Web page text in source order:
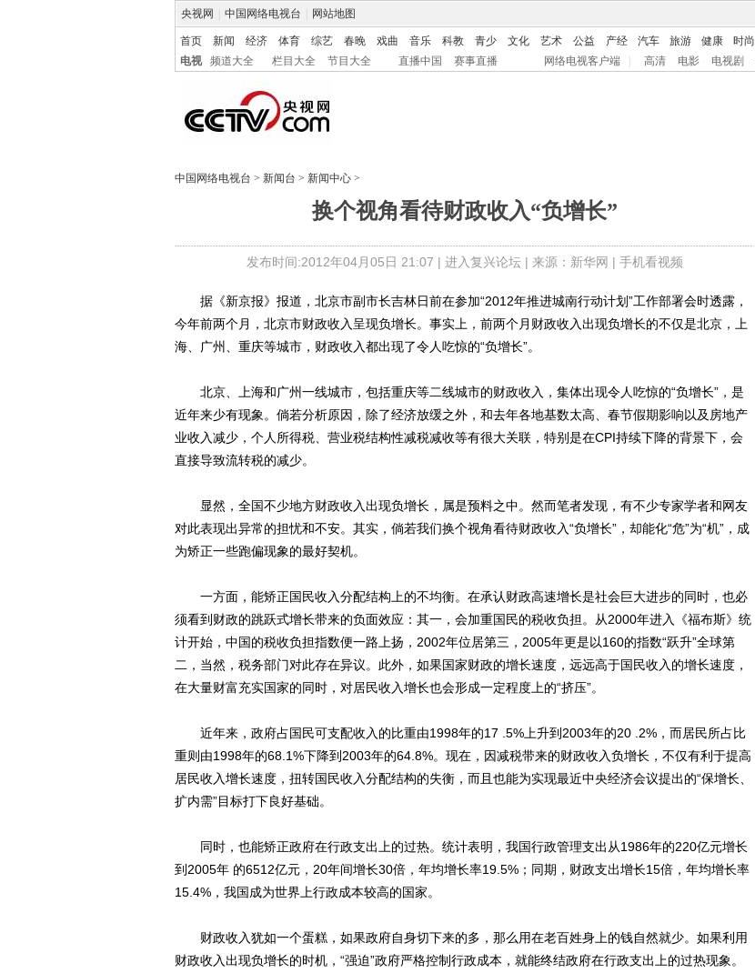
央视网 中国网络电视台 网站地图
首页 新闻 经济 体育 综艺 春晚 戏曲 音乐 科教 青少 文化 艺术 公益 产经 汽车 旅游 健康 时尚
电视
频道大全 栏目大全 节目大全 直播中国 赛事直播 网络电视客户端 高清 电影 电视剧
中国网络电视台 > 新闻台 > 新闻中心 >
换个视角看待财政收入“负增长”
发布时间:2012年04月05日 21:07 | 进入复兴论坛| 来源：新华网 | 手机看视频
据《新京报》报道，北京市副市长吉林日前在参加“2012年推进城南行动计划”工作部署会时透露，
今年前两个月，北京市财政收入呈现负增长。事实上，前两个月财政收入出现负增长的不仅是北京，上
海、广州、重庆等城市，财政收入都出现了令人吃惊的“负增长”。
北京、上海和广州一线城市，包括重庆等二线城市的财政收入，集体出现令人吃惊的“负增长”，是
近年来少有现象。倘若分析原因，除了经济放缓之外，和去年各地基数太高、春节假期影响以及房地产
业收入减少，个人所得税、营业税结构性减税减收等有很大关联，特别是在CPI持续下降的背景下，会
直接导致流转税的减少。
显然，全国不少地方财政收入出现负增长，属是预料之中。然而笔者发现，有不少专家学者和网友
对此表现出异常的担忧和不安。其实，倘若我们换个视角看待财政收入“负增长”，却能化“危”为“机”，成
为矫正一些跑偏现象的最好契机。
一方面，能矫正国民收入分配结构上的不均衡。在承认财政高速增长是社会巨大进步的同时，也必
须看到财政的跳跃式增长带来的负面效应：其一，会加重国民的税收负担。从2000年进入《福布斯》统
计开始，中国的税收负担指数便一路上扬，2002年位居第三，2005年更是以160的指数“跃升”全球第
二，当然，税务部门对此存在异议。此外，如果国家财政的增长速度，远远高于国民收入的增长速度，
在大量财富充实国家的同时，对居民收入增长也会形成一定程度上的“挤压”。
近年来，政府占国民可支配收入的比重由1998年的17 .5%上升到2003年的20 .2%，而居民所占比
重则由1998年的68.1%下降到2003年的64.8%。现在，因减税带来的财政收入负增长，不仅有利于提高
居民收入增长速度，扭转国民收入分配结构的失衡，而且也能为实现最近中央经济会议提出的“保增长、
扩内需”目标打下良好基础。
同时，也能矫正政府在行政支出上的过热。统计表明，我国行政管理支出从1986年的220亿元增长
到2005年 的6512亿元，20年间增长30倍，年均增长率19.5%；同期，财政支出增长15倍，年均增长率
15.4%，我国成为世界上行政成本较高的国家。
财政收入犹如一个蛋糕，如果政府自身切下来的多，那么用在老百姓身上的钱自然就少。如果利用
财政收入出现负增长的时机，“强迫”政府严格控制行政成本，就能终结政府在行政支出上的过热现象。